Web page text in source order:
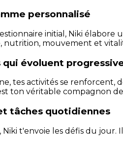
personnalisé
initial, Niki élabore
nutrition, mouvement et
qui évoluent
tes activités se
ton véritable compagnon
tâches quotidiennes
Niki t'envoie les défis du